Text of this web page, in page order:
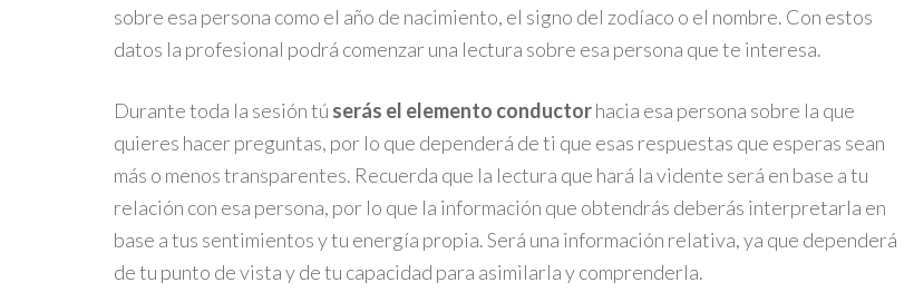
sobre esa persona como el año de nacimiento, el signo del zodíaco o el nombre. Con estos
datos la profesional podrá comenzar una lectura sobre esa persona que te interesa.
Durante toda la sesión tú serás el elemento conductorhacia esa persona sobre la que
quieres hacer preguntas, por lo que dependerá de ti que esas respuestas que esperas sean
más o menos transparentes. Recuerda que la lectura que hará la vidente será en base a tu
relación con esa persona, por lo que la información que obtendrás deberás interpretarla en
base a tus sentimientos y tu energía propia. Será una información relativa, ya que dependerá
de tu punto de vista y de tu capacidad para asimilarla y comprenderla.